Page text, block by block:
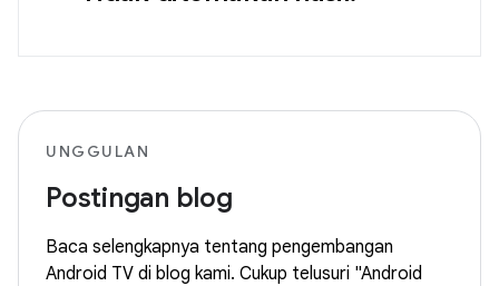
UNGGULAN
Postingan blog
Baca selengkapnya tentang pengembangan
Android TV di blog kami. Cukup telusuri "Android